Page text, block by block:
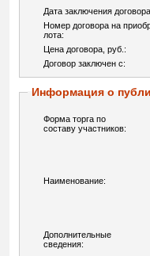
Дата заключения
Номер договора на
лота:
Цена договора, pуб.:
Договор заключен с:
Информация о
Форма торга по
составу участников:
Наименование:
Дополнительные
сведения: